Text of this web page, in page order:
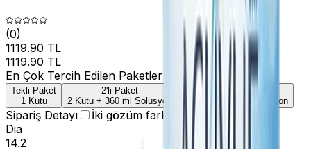
(0)
1119.90 TL
1119.90 TL
En Çok Tercih Edilen Paketler
Tekli Paket
1 Kutu
2'li Paket
2 Kutu + 360 ml Solüsyon
4 Kutu + 360 ml Solüsyon
Sipariş Detayı
İki gözüm farklı
Dia
14.2